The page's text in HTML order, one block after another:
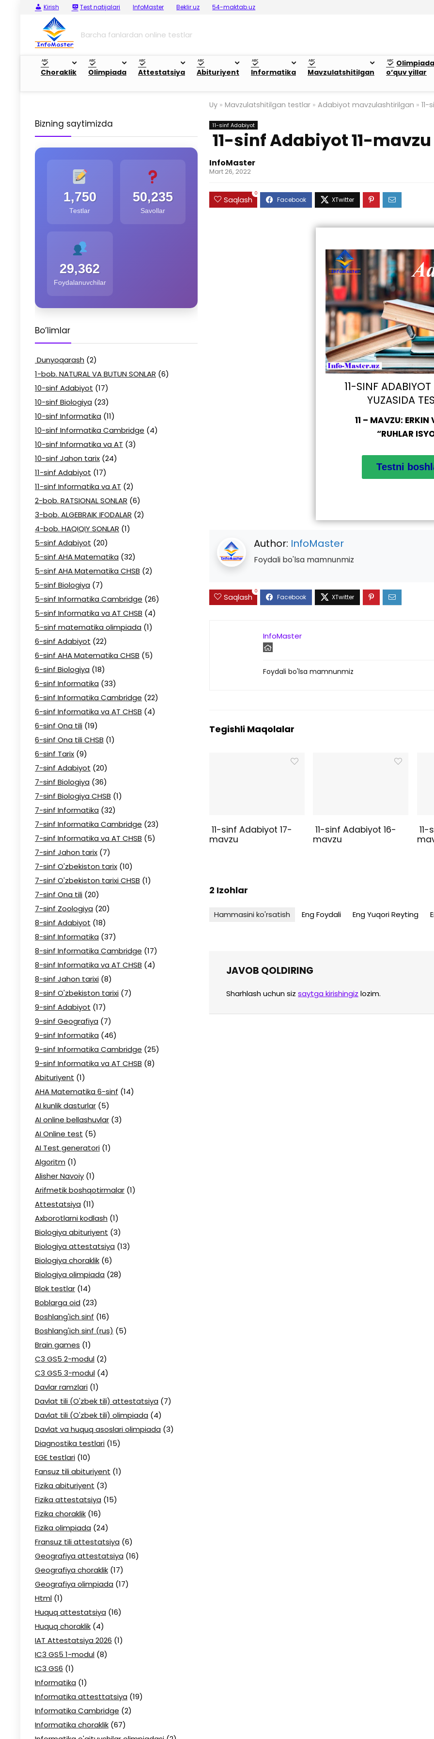
Kirish Test natijalari InfoMaster Beklir.uz 54-maktab.uz
Barcha fanlardan online testlar
Choraklik Olimpiada Attestatsiya Abituriyent Informatika Mavzulatshitilgan
o’quv yillar
Uy » Mavzulatshitilgan testlar » Adabiyot mavzulashtirilgan »
11-sinf Adabiyot
11-sinf Adabiyot 11-mavzu
InfoMaster
Mart 26, 2022
Saqlash
0
11-SINF
YUZASIDA
11 – MAVZU: ERKIN
“RUHLAR
Author: InfoMaster
Foydali bo'lsa mamnunmiz
Saqlash
0
InfoMaster
Foydali bo'lsa mamnunmiz
Tegishli Maqolalar
11-sinf Adabiyot 17-
mavzu
11-sinf Adabiyot 16-
mavzu
2 Izohlar
Hammasini ko'rsatish Eng Foydali Eng Yuqori Reyting
JAVOB QOLDIRING
Sharhlash uchun siz saytga kirishingiz lozim.
Bizning saytimizda
1,750
Testlar
50,235
Savollar
29,362
Foydalanuvchilar
Bo’limlar
Dunyoqarash (2)
1-bob. NATURAL VA BUTUN SONLAR (6)
10-sinf Adabiyot (17)
10-sinf Biologiya (23)
10-sinf Informatika (11)
10-sinf Informatika Cambridge (4)
10-sinf Informatika va AT (3)
10-sinf Jahon tarix (24)
11-sinf Adabiyot (17)
11-sinf Informatika va AT (2)
2-bob. RATSIONAL SONLAR (6)
3-bob. ALGEBRAIK IFODALAR (2)
4-bob. HAQIQIY SONLAR (1)
5-sinf Adabiyot (20)
5-sinf AHA Matematika (32)
5-sinf AHA Matematika CHSB (2)
5-sinf Biologiya (7)
5-sinf Informatika Cambridge (26)
5-sinf Informatika va AT CHSB (4)
5-sinf matematika olimpiada (1)
6-sinf Adabiyot (22)
6-sinf AHA Matematika CHSB (5)
6-sinf Biologiya (18)
6-sinf Informatika (33)
6-sinf Informatika Cambridge (22)
6-sinf Informatika va AT CHSB (4)
6-sinf Ona tili (19)
6-sinf Ona tili CHSB (1)
6-sinf Tarix (9)
7-sinf Adabiyot (20)
7-sinf Biologiya (36)
7-sinf Biologiya CHSB (1)
7-sinf Informatika (32)
7-sinf Informatika Cambridge (23)
7-sinf Informatika va AT CHSB (5)
7-sinf Jahon tarix (7)
7-sinf O'zbekiston tarix (10)
7-sinf O'zbekiston tarixi CHSB (1)
7-sinf Ona tili (20)
7-sinf Zoologiya (20)
8-sinf Adabiyot (18)
8-sinf Informatika (37)
8-sinf Informatika Cambridge (17)
8-sinf Informatika va AT CHSB (4)
8-sinf Jahon tarixi (8)
8-sinf O'zbekiston tarixi (7)
9-sinf Adabiyot (17)
9-sinf Geografiya (7)
9-sinf Informatika (46)
9-sinf Informatika Cambridge (25)
9-sinf Informatika va AT CHSB (8)
Abituriyent (1)
AHA Matematika 6-sinf (14)
AI kunlik dasturlar (5)
AI online bellashuvlar (3)
AI Online test (5)
AI Test generatori (1)
Algoritm (1)
Alisher Navoiy (1)
Arifmetik boshqotirmalar (1)
Attestatsiya (11)
Axborotlarni kodlash (1)
Biologiya abituriyent (3)
Biologiya attestatsiya (13)
Biologiya choraklik (6)
Biologiya olimpiada (28)
Blok testlar (14)
Boblarga oid (23)
Boshlang'ich sinf (16)
Boshlang'ich sinf (rus) (5)
Brain games (1)
C3 GS5 2-modul (2)
C3 GS5 3-modul (4)
Davlar ramzlari (1)
Davlat tili (O'zbek tili) attestatsiya (7)
Davlat tili (O'zbek tili) olimpiada (4)
Davlat va huquq asoslari olimpiada (3)
Diagnostika testlari (15)
EGE testlari (10)
Fansuz tili abituriyent (1)
Fizika abituriyent (3)
Fizika attestatsiya (15)
Fizika choraklik (16)
Fizika olimpiada (24)
Fransuz tili attestatsiya (6)
Geografiya attestatsiya (16)
Geografiya choraklik (17)
Geografiya olimpiada (17)
Html (1)
Huquq attestatsiya (16)
Huquq choraklik (4)
IAT Attestatsiya 2026 (1)
IC3 GS5 1-modul (8)
IC3 GS6 (1)
Informatika (1)
Informatika attesttatsiya (19)
Informatika Cambridge (2)
Informatika choraklik (67)